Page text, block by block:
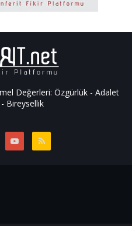
Değerleri: Özgürlük - Adalet
Bireysellik